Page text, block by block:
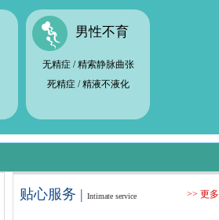
男性不育
无精症/精索静脉曲张
死精症/精液不液化
贴心服务 | Intimate service >> 更多